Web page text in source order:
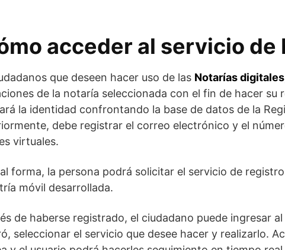
acceder al servicio
que deseen hacer uso de las Notarías digitales
de la notaría seleccionada con el fin de hacer
la identidad confrontando la base de datos de la
debe registrar el correo electrónico y el
virtuales.
forma, la persona podrá solicitar el servicio de
móvil desarrollada.
de haberse registrado, el ciudadano puede ingresar
seleccionar el servicio que desee hacer y realizarlo.